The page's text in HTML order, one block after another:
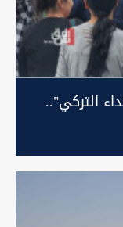
التركي"..